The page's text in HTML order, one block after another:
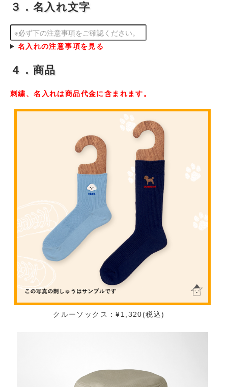
３．名入れ文字
名入れの注意事項を見る
４．商品
刺繍、名入れは商品代金に含まれます。
クルーソックス：¥1,320(税込)